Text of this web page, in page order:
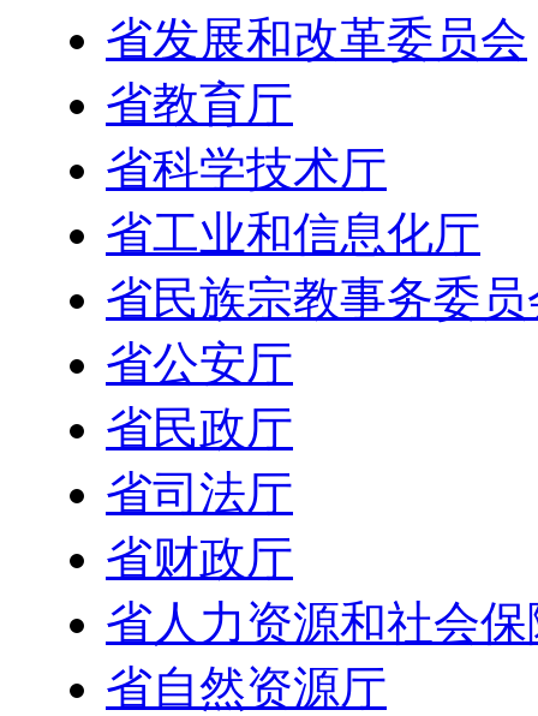
省发展和改革委员会
省教育厅
省科学技术厅
省工业和信息化厅
省民族宗教事务委员
省公安厅
省民政厅
省司法厅
省财政厅
省人力资源和社会
省自然资源厅